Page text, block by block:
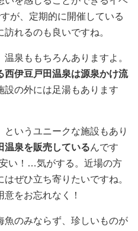
が、定期的に開催している
れるのも良いですね。
泉ももちろんありますよ。
西伊豆戸田温泉は源泉かけ流
設の外には足湯もあります
というユニークな施設もあり
温泉を販売しているんです
い！…気がする。近場の方
ぜひ立ち寄りたいですね。
をお忘れなく！
のみならず、珍しいものが